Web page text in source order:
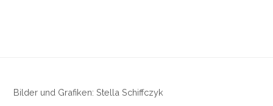
Bilder und Grafiken: Stella Schiffczyk